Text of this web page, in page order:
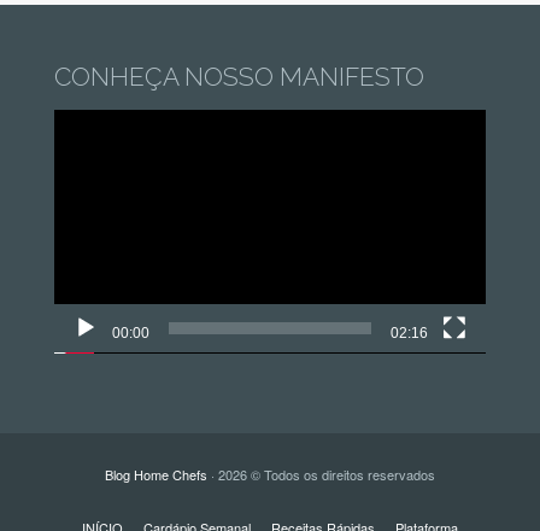
CONHEÇA NOSSO MANIFESTO
00:00 02:16
Blog Home Chefs · 2026 © Todos os direitos reservados